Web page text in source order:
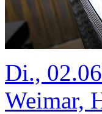
Di.,
Weimar,